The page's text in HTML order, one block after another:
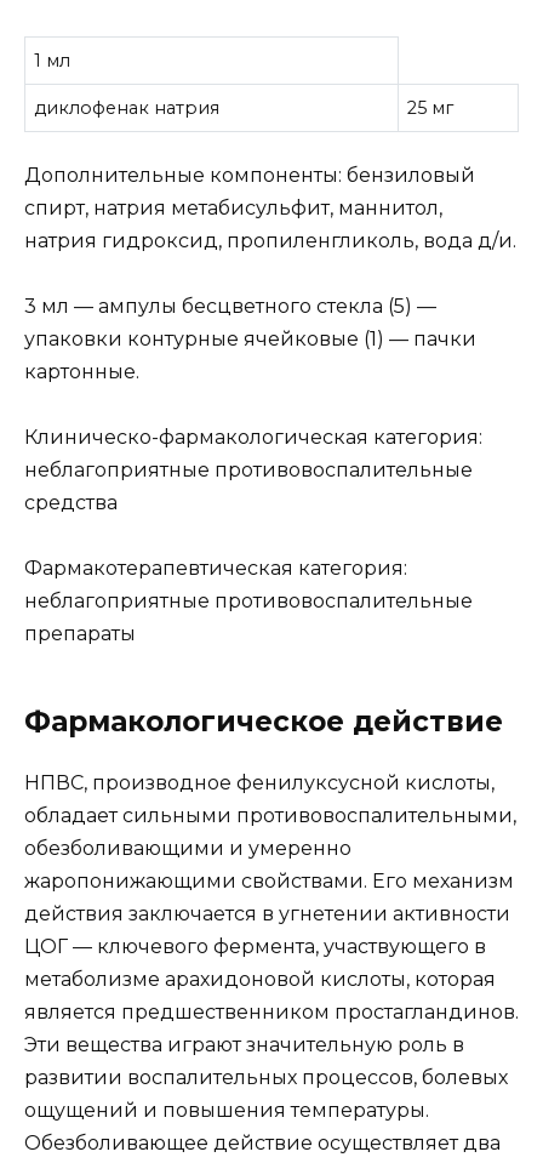
1 мл
диклофенак натрия 25 мг
Дополнительные компоненты: бензиловый
спирт, натрия метабисульфит, маннитол,
натрия гидроксид, пропиленгликоль, вода д/и.
3 мл — ампулы бесцветного стекла (5) —
упаковки контурные ячейковые (1) — пачки
картонные.
Клиническо-фармакологическая категория:
неблагоприятные противовоспалительные
средства
Фармакотерапевтическая категория:
неблагоприятные противовоспалительные
препараты
Фармакологическое действие
НПВС, производное фенилуксусной кислоты,
обладает сильными противовоспалительными,
обезболивающими и умеренно
жаропонижающими свойствами. Его механизм
действия заключается в угнетении активности
ЦОГ — ключевого фермента, участвующего в
метаболизме арахидоновой кислоты, которая
является предшественником простагландинов.
Эти вещества играют значительную роль в
развитии воспалительных процессов, болевых
ощущений и повышения температуры.
Обезболивающее действие осуществляет два